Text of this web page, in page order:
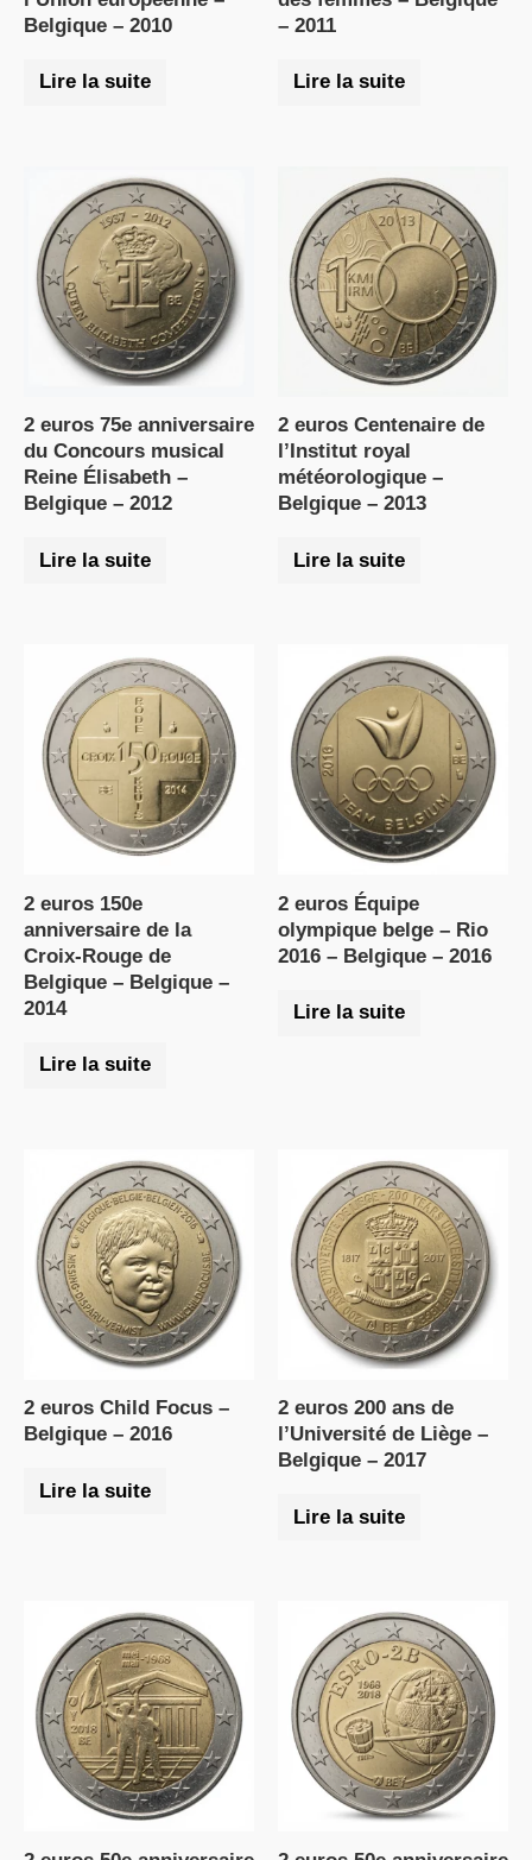
Belgique – 2010
Lire la suite
– 2011
Lire la suite
2 euros 75e anniversaire
du Concours musical
Reine Élisabeth –
Belgique – 2012
Lire la suite
2 euros Centenaire de
l’Institut royal
météorologique –
Belgique – 2013
Lire la suite
2 euros 150e
anniversaire de la
Croix-Rouge de
Belgique – Belgique –
2014
Lire la suite
2 euros Équipe
olympique belge – Rio
2016 – Belgique – 2016
Lire la suite
2 euros Child Focus –
Belgique – 2016
Lire la suite
2 euros 200 ans de
l’Université de Liège –
Belgique – 2017
Lire la suite